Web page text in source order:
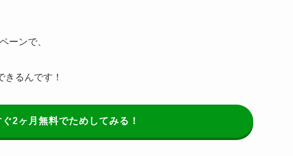
ーンで、
るんです！
2ヶ月無料でためしてみる！